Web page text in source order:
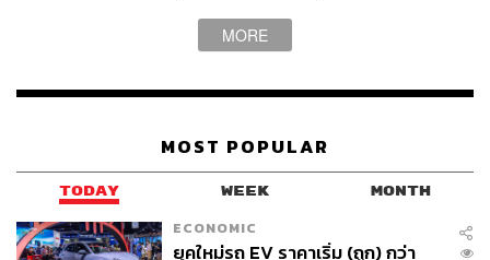
MORE
MOST POPULAR
TODAY WEEK MONTH
ECONOMIC
ยุคใหม่รถ EV ราคาเริ่ม (ถูก) กว่า